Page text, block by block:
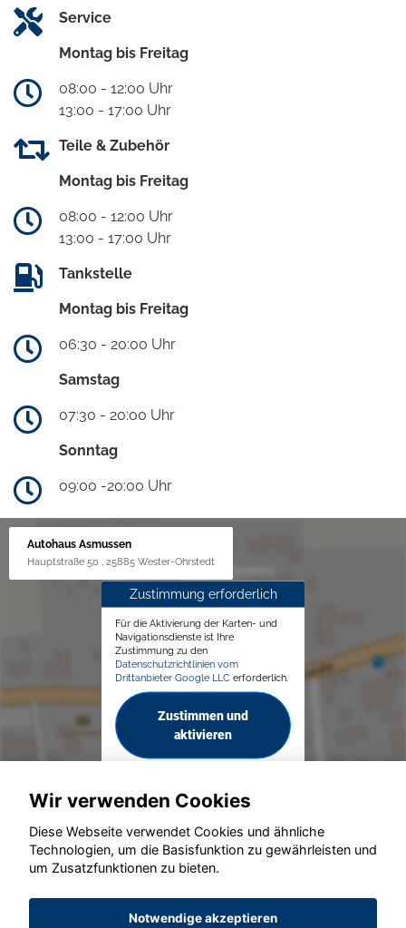
Service
Montag bis Freitag
08:00 - 12:00 Uhr
13:00 - 17:00 Uhr
Teile & Zubehör
Montag bis Freitag
08:00 - 12:00 Uhr
13:00 - 17:00 Uhr
Tankstelle
Montag bis Freitag
06:30 - 20:00 Uhr
Samstag
07:30 - 20:00 Uhr
Sonntag
09:00 -20:00 Uhr
Autohaus Asmussen
Hauptstraße 50 , 25885 Wester-Ohrstedt
Zustimmung erforderlich
Für die Aktivierung der Karten- und
Navigationsdienste ist Ihre
Zustimmung zu den
Datenschutzrichtlinien vom
Drittanbieter Google LLC erforderlich.
Zustimmen und
aktivieren
© konjunkturmotor.de GmbH 2020 - 2026
Wir verwenden Cookies
Diese Webseite verwendet Cookies und ähnliche
Technologien, um die Basisfunktion zu gewährleisten und
um Zusatzfunktionen zu bieten.
Notwendige akzeptieren